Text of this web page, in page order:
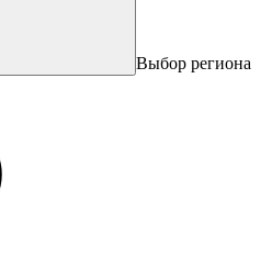
Выбор региона